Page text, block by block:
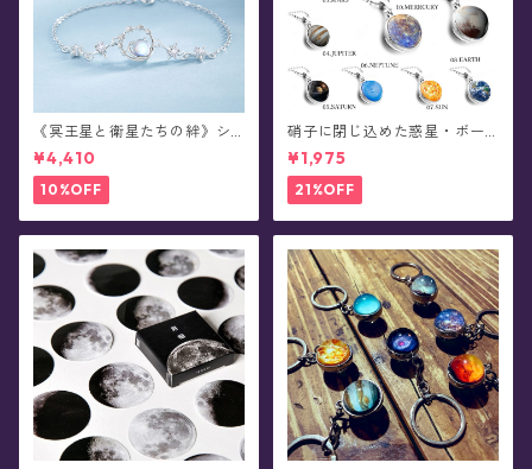
《冥王星と衛星たちの絆》シ
ルバーブレスレット
¥4,410
10%OFF
硝子に閉じ込めた惑星・ボー
ルチェーンネックレス
¥1,975
21%OFF